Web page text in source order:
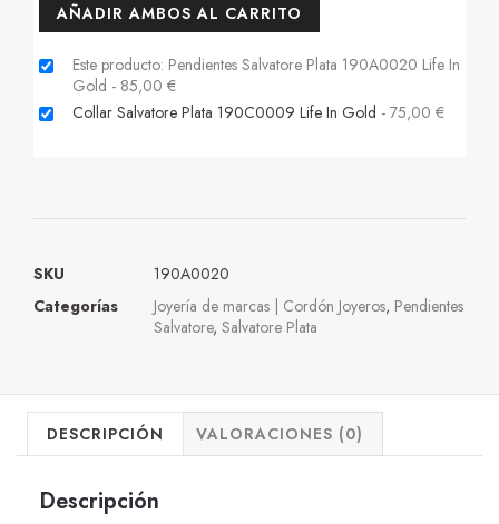
AÑADIR AMBOS AL CARRITO
Este producto: Pendientes Salvatore Plata 190A0020 Life In
Gold - 85,00 €
Collar Salvatore Plata 190C0009 Life In Gold - 75,00 €
SKU
190A0020
Categorías
Joyería de marcas | Cordón Joyeros, Pendientes
Salvatore, Salvatore Plata
DESCRIPCIÓN VALORACIONES (0)
Descripción